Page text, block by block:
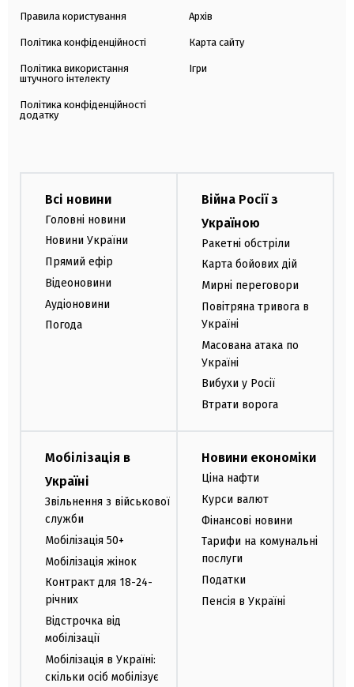
Правила користування
Політика конфіденційності
Політика використання
штучного інтелекту
Політика конфіденційності
додатку
Архів
Карта сайту
Ігри
Всі новини
Головні новини
Новини України
Прямий ефір
Відеоновини
Аудіоновини
Погода
Війна Росії з
Україною
Ракетні обстріли
Карта бойових дій
Мирні переговори
Повітряна тривога в
Україні
Масована атака по
Україні
Вибухи у Росії
Втрати ворога
Мобілізація в
Україні
Звільнення з військової
служби
Мобілізація 50+
Мобілізація жінок
Контракт для 18-24-
річних
Відстрочка від
мобілізації
Мобілізація в Україні:
скільки осіб мобілізує
Новини економіки
Ціна нафти
Курси валют
Фінансові новини
Тарифи на комунальні
послуги
Податки
Пенсія в Україні